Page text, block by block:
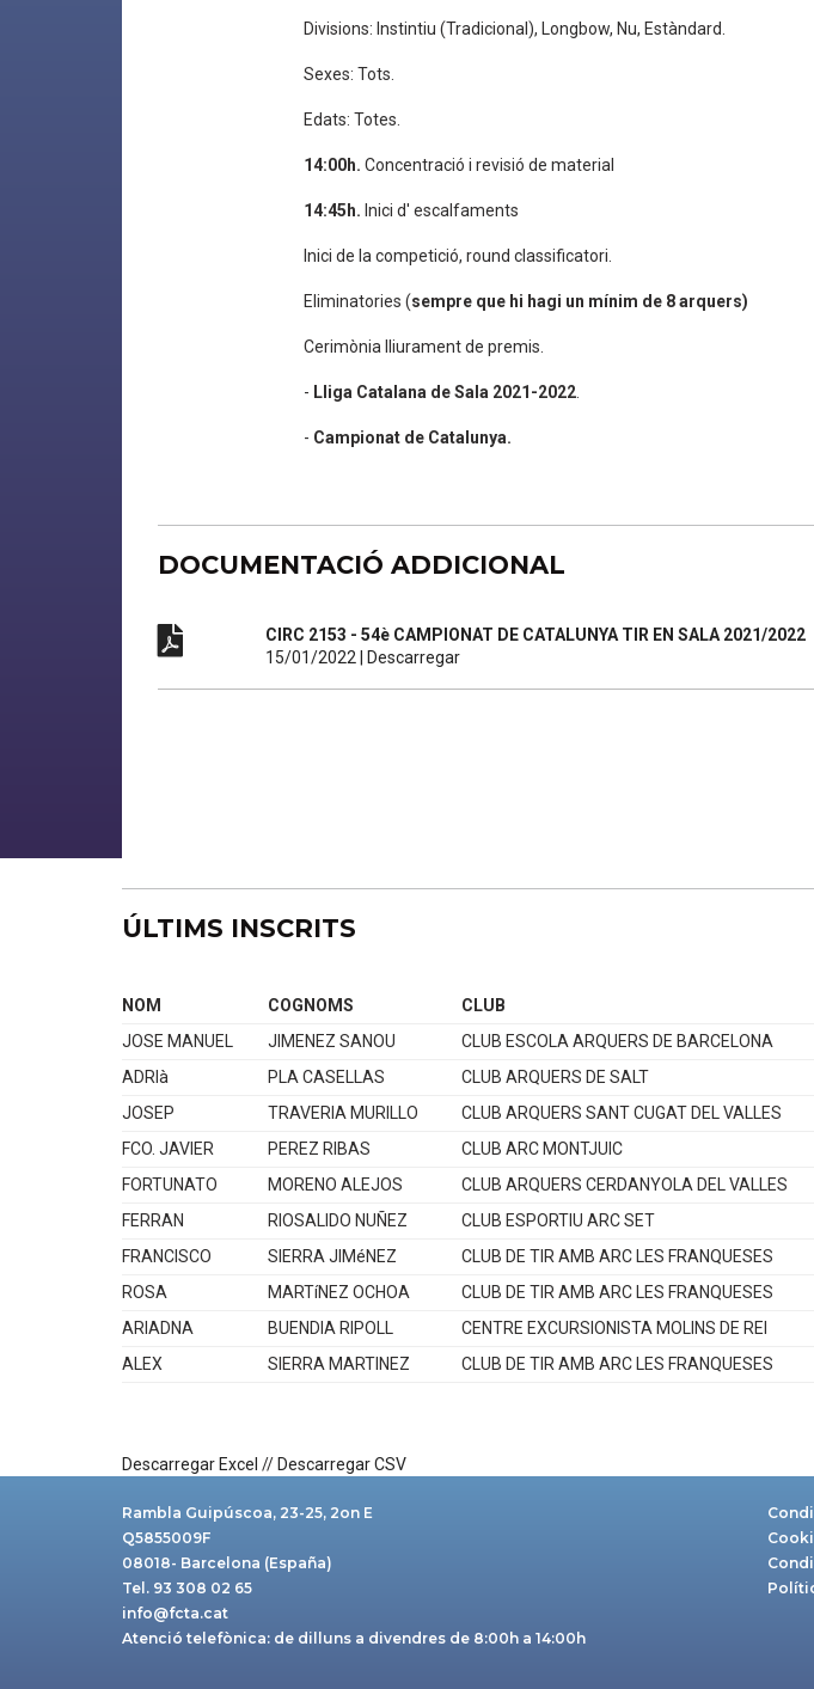
Divisions: Instintiu (Tradicional), Longbow, Nu, Estàndard.
Sexes: Tots.
Edats: Totes.
14:00h.Concentració i revisió de material
14:45h. Inici d' escalfaments
Inici de la competició, round classificatori.
Eliminatories (sempre que hi hagi un mínim de 8 arquers)
Cerimònia lliurament de premis.
- Lliga Catalana de Sala 2021-2022
- Campionat de Catalunya.
DOCUMENTACIÓ ADDICIONAL
CIRC 2153 - 54è CAMPIONAT DE CATALUNYA TIR EN SALA 2021/2022
15/01/2022
Descarregar
ÚLTIMS INSCRITS
NOM COGNOMS CLUB
JOSE MANUEL
JIMENEZ SANOU CLUB ESCOLA ARQUERS DE BARCELONA
ADRIà
PLA CASELLAS CLUB ARQUERS DE SALT
JOSEP
TRAVERIA MURILLO CLUB ARQUERS SANT CUGAT DEL VALLES
FCO. JAVIER
PEREZ RIBAS CLUB ARC MONTJUIC
FORTUNATO
MORENO ALEJOS CLUB ARQUERS CERDANYOLA DEL VALLES
FERRAN
RIOSALIDO NUÑEZ CLUB ESPORTIU ARC SET
FRANCISCO
SIERRA JIMéNEZ CLUB DE TIR AMB ARC LES FRANQUESES
ROSA
MARTíNEZ OCHOA CLUB DE TIR AMB ARC LES FRANQUESES
ARIADNA
BUENDIA RIPOLL CENTRE EXCURSIONISTA MOLINS DE REI
ALEX
SIERRA MARTINEZ CLUB DE TIR AMB ARC LES FRANQUESES
Descarregar Excel // Descarregar CSV
Rambla Guipúscoa, 23-25, 2on E
Q5855009F
08018- Barcelona (España)
Tel. 93 308 02 65
info@fcta.cat
Atenció telefònica: de dilluns a divendres de 8:00h a 14:00h